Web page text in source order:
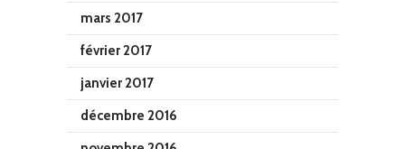
mars 2017
février 2017
janvier 2017
décembre 2016